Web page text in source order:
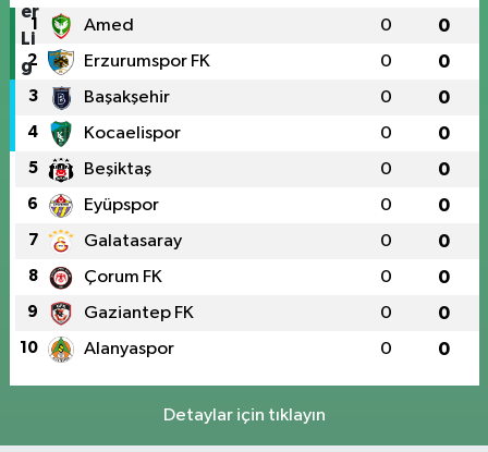
1 Amed 0 0
2 Erzurumspor FK 0 0
3 Başakşehir 0 0
4 Kocaelispor 0 0
5 Beşiktaş 0 0
6 Eyüpspor 0 0
7 Galatasaray 0 0
8 Çorum FK 0 0
9 Gaziantep FK 0 0
10 Alanyaspor 0 0
Detaylar için tıklayın